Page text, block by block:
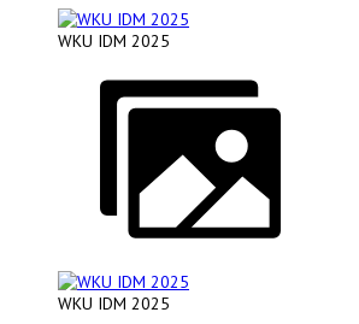
WKU IDM 2025
WKU IDM 2025